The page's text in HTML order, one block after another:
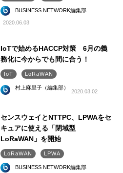
BUSINESS NETWORK編集部
2020.06.03
IoTで始めるHACCP対策 6月の義
務化に今からでも間に合う！
IoT LoRaWAN
村上麻里子（編集部）
2020.03.02
センスウェイとNTTPC、LPWAをセ
キュアに使える「閉域型
LoRaWAN」を開始
LoRaWAN LPWA
BUSINESS NETWORK編集部